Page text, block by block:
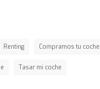
Renting Compramos tu coche
Tasar mi coche